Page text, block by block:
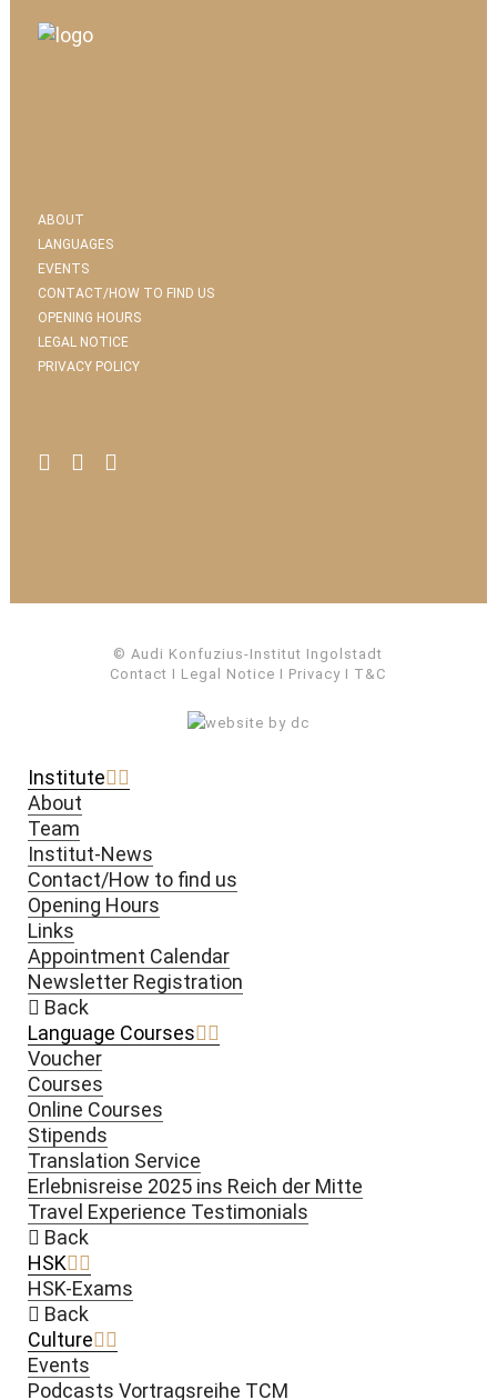
ABOUT
LANGUAGES
EVENTS
CONTACT/HOW TO FIND US
OPENING HOURS
LEGAL NOTICE
PRIVACY POLICY
© Audi Konfuzius-Institut Ingolstadt
Contact I Legal Notice I Privacy I T&C
Institute
About
Team
Institut-News
Contact/How to find us
Opening Hours
Links
Appointment Calendar
Newsletter Registration
Back
Language Courses
Voucher
Courses
Online Courses
Stipends
Translation Service
Erlebnisreise 2025 ins Reich der Mitte
Travel Experience Testimonials
Back
HSK
HSK-Exams
Back
Culture
Events
Podcasts Vortragsreihe TCM